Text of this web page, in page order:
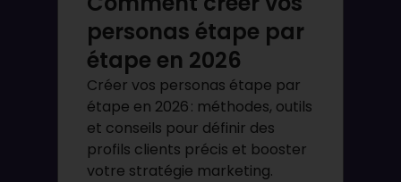
personas étape par
étape en 2026
Créer vos personas étape par
étape en 2026 : méthodes, outils
et conseils pour définir des
profils clients précis et booster
votre stratégie marketing.